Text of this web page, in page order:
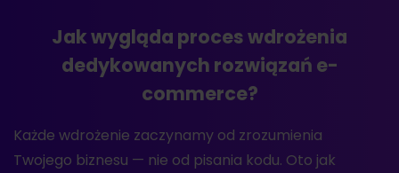
Jak wygląda proces wdrożenia
dedykowanych rozwiązań e-
commerce?
Każde wdrożenie zaczynamy od zrozumienia
Twojego biznesu — nie od pisania kodu. Oto jak